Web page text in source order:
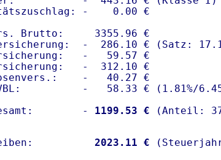
-    0.00 €
Brutto:     3355.96 €
-  286.10 € (Satz:
-   59.57 €
-  312.10 €
-   40.27 €
VBL:          -   58.33 € ( 1.81%/
-
1199.53 €
bleiben: 2023.11 €